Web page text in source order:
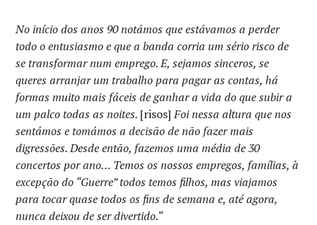
No início dos anos 90 notámos que estávamos a perder
todo o entusiasmo e que a banda corria um sério risco de
se transformar num emprego. E, sejamos sinceros, se
queres arranjar um trabalho para pagar as contas, há
formas muito mais fáceis de ganhar a vida do que subir a
um palco todas as noites. [risos]Foi nessa altura que nos
sentámos e tomámos a decisão de não fazer mais
digressões. Desde então, fazemos uma média de 30
concertos por ano… Temos os nossos empregos, famílias, à
excepção do “Guerre” todos temos filhos, mas viajamos
para tocar quase todos os fins de semana e, até agora,
nunca deixou de ser divertido.“